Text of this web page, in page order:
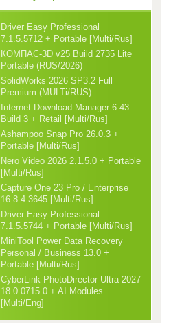
Driver Easy Professional
7.1.5.5712 + Portable [Multi/Rus]
КОМПАС-3D v25 Build 2735 Lite
Portable (RUS/2026)
SolidWorks 2026 SP3.2 Full
Premium (MULTi/RUS)
Internet Download Manager 6.43
Build 3 + Retail [Multi/Rus]
Ashampoo Snap Pro 26.0.3 +
Portable [Multi/Rus]
Nero Video 2026 2.1.5.0 + Portable
[Multi/Rus]
Capture One 23 Pro / Enterprise
16.8.4.3645 [Multi/Rus]
Driver Easy Professional
7.1.5.5744 + Portable [Multi/Rus]
MiniTool Power Data Recovery
Personal / Business 13.0 +
Portable [Multi/Rus]
CyberLink PhotoDirector Ultra 2027
18.0.0715.0 + AI Modules
[Multi/Eng]